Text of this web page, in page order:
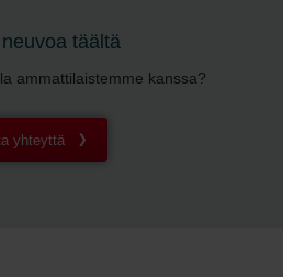
täältä
ammattilaistemme kanssa?
yhteyttä